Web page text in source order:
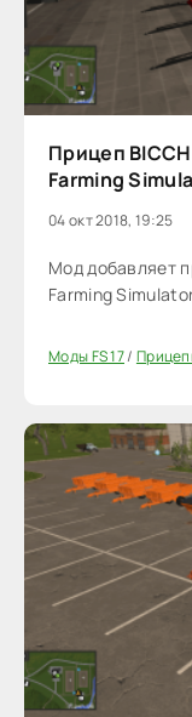
Прицеп
Farming
04 окт 2018, 19:25
Мод добавляет
Farming
Моды FS 17/